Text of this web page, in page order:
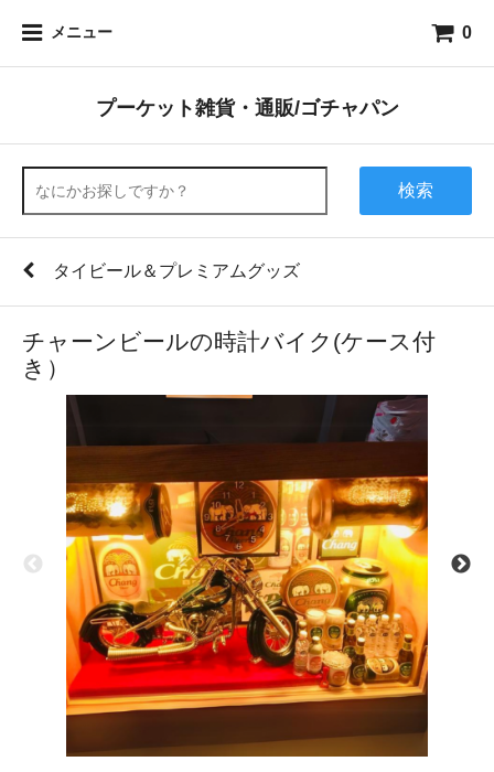
メニュー 0
プーケット雑貨・通販/ゴチャパン
検索
タイビール＆プレミアムグッズ
チャーンビールの時計バイク(ケース付
き）